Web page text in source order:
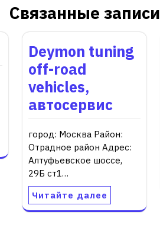
Связанные записи
Deymon tuning
off-road
vehicles,
автосервис
город: Москва Район:
Отрадное район Адрес:
Алтуфьевское шоссе,
29Б ст1…
Читайте далее